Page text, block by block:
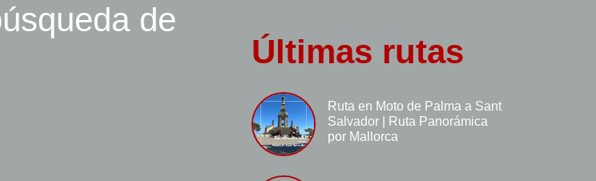
de
Últimas rutas
Ruta en Moto de Palma a Sant
Salvador | Ruta Panorámica
por Mallorca